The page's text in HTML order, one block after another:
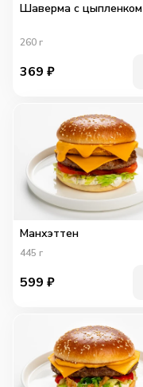
Шаверма с цыпленком
260 г
369 ₽
Манхэттен
445 г
599 ₽